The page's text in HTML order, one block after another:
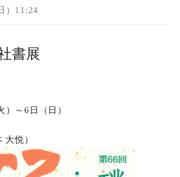
）11:24
書展
）～6日（日）
悦）